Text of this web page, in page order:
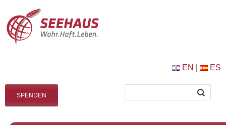
EN ES
SPENDEN